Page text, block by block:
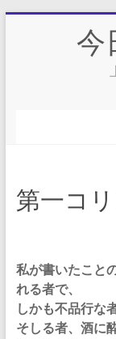
今
第一コ
私が書いたこと
れる者で、
しかも不品行な
そしる者、酒に